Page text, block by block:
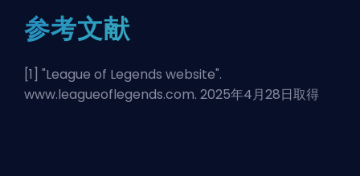
参考文献
[1] "League of Legends website".
www.leagueoflegends.com. 2025年4月28日取得